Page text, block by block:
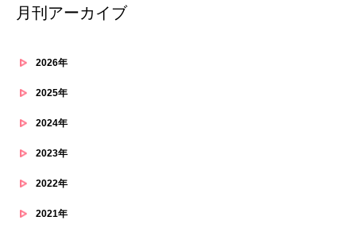
月刊アーカイブ
2026年
2025年
2024年
2023年
2022年
2021年